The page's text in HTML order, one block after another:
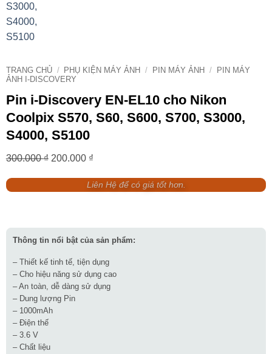
TRANG CHỦ / PHỤ KIỆN MÁY ẢNH / PIN MÁY ẢNH /
PIN MÁY
ẢNH I-DISCOVERY
Pin i-Discovery EN-EL10 cho Nikon
Coolpix S570, S60, S600, S700, S3000,
S4000, S5100
300.000₫ Giá
200.000 ₫Giá
tại
Liên Hệ để có giá tốt hơn.
Thông tin nổi bật của sản phẩm:
– Thiết kế tinh tế, tiện dụng
– Cho hiệu năng sử dụng cao
– An toàn, dễ dàng sử dụng
– Dung lượng Pin
– 1000mAh
– Điện thế
– 3.6 V
– Chất liệu